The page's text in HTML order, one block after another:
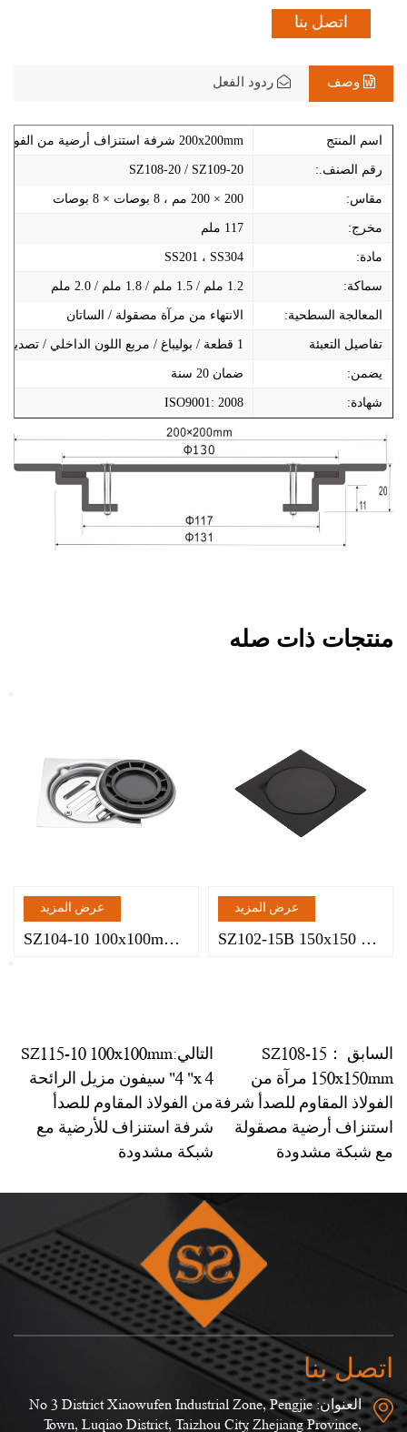
اتصل بنا
وصف ردود الفعل
اسم المنتج 200x200mm شرفة استنزاف أرضية من الفولاذ المقاوم للصدأ مع صر مشدود
رقم الصنف.: SZ108-20 / SZ109-20
مقاس: 200 × 200 مم ، 8 بوصات × 8 بوصات
مخرج: 117 ملم
مادة: SS201 ، SS304
سماكة: 1.2 ملم / 1.5 ملم / 1.8 ملم / 2.0 ملم
المعالجة السطحية: الانتهاء من مرآة مصقولة / الساتان
تفاصيل التعبئة 1 قطعة / بوليباغ / مربع اللون الداخلي / تصدير الكرتون الخارجي
يضمن: ضمان 20 سنة
شهادة: ISO9001: 2008
منتجات ذات صله
عرض المزيد
SZ104-10 100x100mm 4 "x 4" مرآة مصقولة من الفولاذ المقاوم للصدأ غطاء مطاطي لتصريف الأرضية مع صر مشدود
عرض المزيد
SZ102-15B 150x150 مللي متر تشطيب أسود غير لامع بلمسات نهائية سوداء من الفولاذ المقاوم للصدأ مصيدة تصريف أرضية من الفولاذ المقاوم للصدأ 3 قطع مع شبكة مشدودة ولوحة غطاء
السابق ：SZ108-15
150x150mm مرآة من
الفولاذ المقاوم للصدأ شرفة
استنزاف أرضية مصقولة
مع شبكة مشدودة
التالي:SZ115-10 100x100mm
4 "x 4" سيفون مزيل الرائحة
من الفولاذ المقاوم للصدأ
شرفة استنزاف للأرضية مع
شبكة مشدودة
اتصل بنا
العنوان: No 3 District Xiaowufen Industrial Zone, Pengjie
Town, Luqiao District, Taizhou City, Zhejiang Province,